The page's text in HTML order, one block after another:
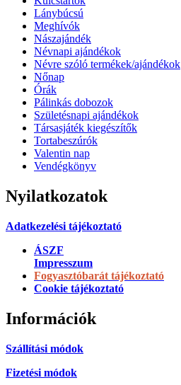
Lánybúcsú
Meghívók
Nászajándék
Névnapi ajándékok
Névre szóló termékek/ajándékok
Nőnap
Órák
Pálinkás dobozok
Születésnapi ajándékok
Társasjáték kiegészítők
Tortabeszúrók
Valentin nap
Vendégkönyv
Nyilatkozatok
Adatkezelési tájékoztató
ÁSZF
Impresszum
Fogyasztóbarát tájékoztató
Cookie tájékoztató
Információk
Szállítási módok
Fizetési módok